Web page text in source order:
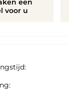
voor u